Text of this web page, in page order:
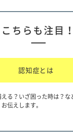
こちらも注目！
認知症とは
る？いざ困った時は？
伝えします。